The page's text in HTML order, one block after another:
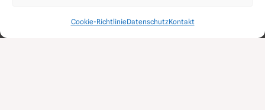
Cookie-RichtlinieDatenschutzKontakt
Telefon: 03644 54270 • E-Mail: info@mdd-druckluft.de